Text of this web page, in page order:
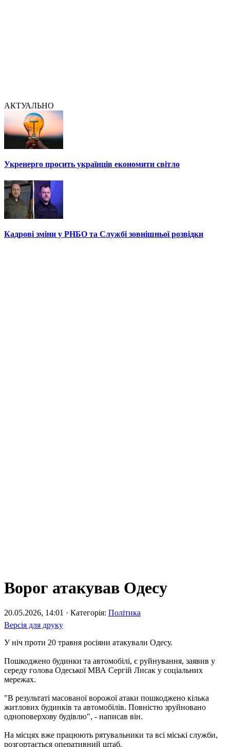
АКТУАЛЬНО
Укренерго просить українців економити світло
Кадрові зміни у РНБО та Службі зовнішньої розвідки
Ворог атакував Одесу
20.05.2026, 14:01 · Категорія: Політика
Версія для друку
У ніч проти 20 травня росіяни атакували Одесу.
Пошкоджено будинки та автомобілі, є руйнування, заявив у
середу голова Одеської МВА Сергій Лисак у соціальних
мережах.
"В результаті масованої ворожої атаки пошкоджено кілька
житлових будинків та автомобілів. Повністю зруйновано
одноповерхову будівлю", - написав він.
На місцях вже працюють рятувальники та всі міські служби,
розгортається оперативний штаб.